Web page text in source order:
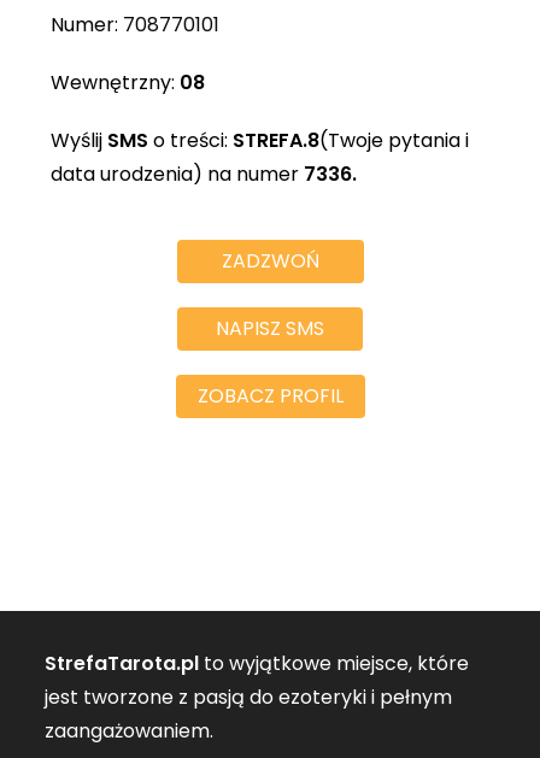
Numer: 708770101
Wewnętrzny: 08
Wyślij SMS o treści: STREFA.8(Twoje pytania i
data urodzenia) na numer 7336.
ZADZWOŃ
NAPISZ SMS
ZOBACZ PROFIL
StrefaTarota.pl to wyjątkowe miejsce, które
jest tworzone z pasją do ezoteryki i pełnym
zaangażowaniem.